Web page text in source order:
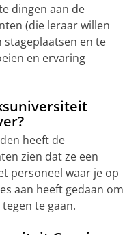
dingen aan de
(die leraar willen
en te
en ervaring
heeft de
zien dat ze een
personeel waar je op
aan heeft gedaan om
te gaan.